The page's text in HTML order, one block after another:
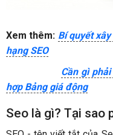
Xem thêm: Bí quyết
hạng SEO
Cần gì
hợp Bảng giá động
Seo là gì? Tại sao